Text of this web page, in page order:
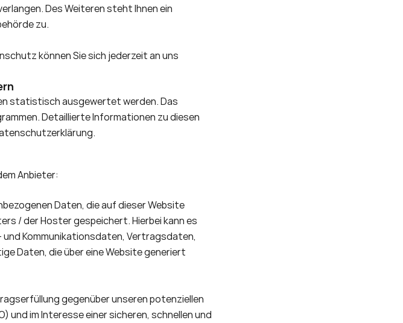
Des Weiteren steht Ihnen ein
zu.
können Sie sich jederzeit an uns
statistisch ausgewertet werden. Das
Detaillierte Informationen zu diesen
Anbieter:
Daten, die auf dieser Website
/ der Hoster gespeichert. Hierbei kann es
Kommunikationsdaten, Vertragsdaten,
Daten, die über eine Website generiert
gegenüber unseren potenziellen
und im Interesse einer sicheren, schnellen und